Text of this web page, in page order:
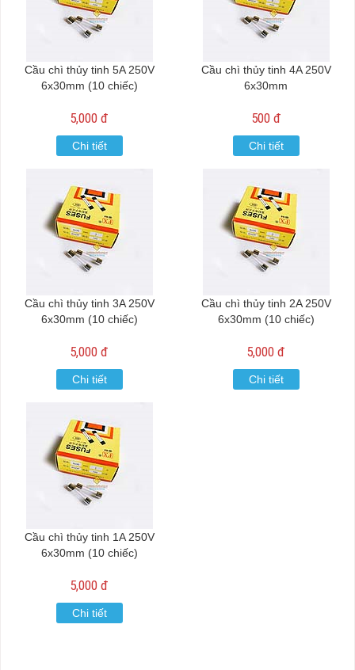
Cầu chì thủy tinh 5A 250V
6x30mm (10 chiếc)
5,000 đ
Chi tiết
Cầu chì thủy tinh 4A 250V
6x30mm
500 đ
Chi tiết
Cầu chì thủy tinh 3A 250V
6x30mm (10 chiếc)
5,000 đ
Chi tiết
Cầu chì thủy tinh 2A 250V
6x30mm (10 chiếc)
5,000 đ
Chi tiết
Cầu chì thủy tinh 1A 250V
6x30mm (10 chiếc)
5,000 đ
Chi tiết